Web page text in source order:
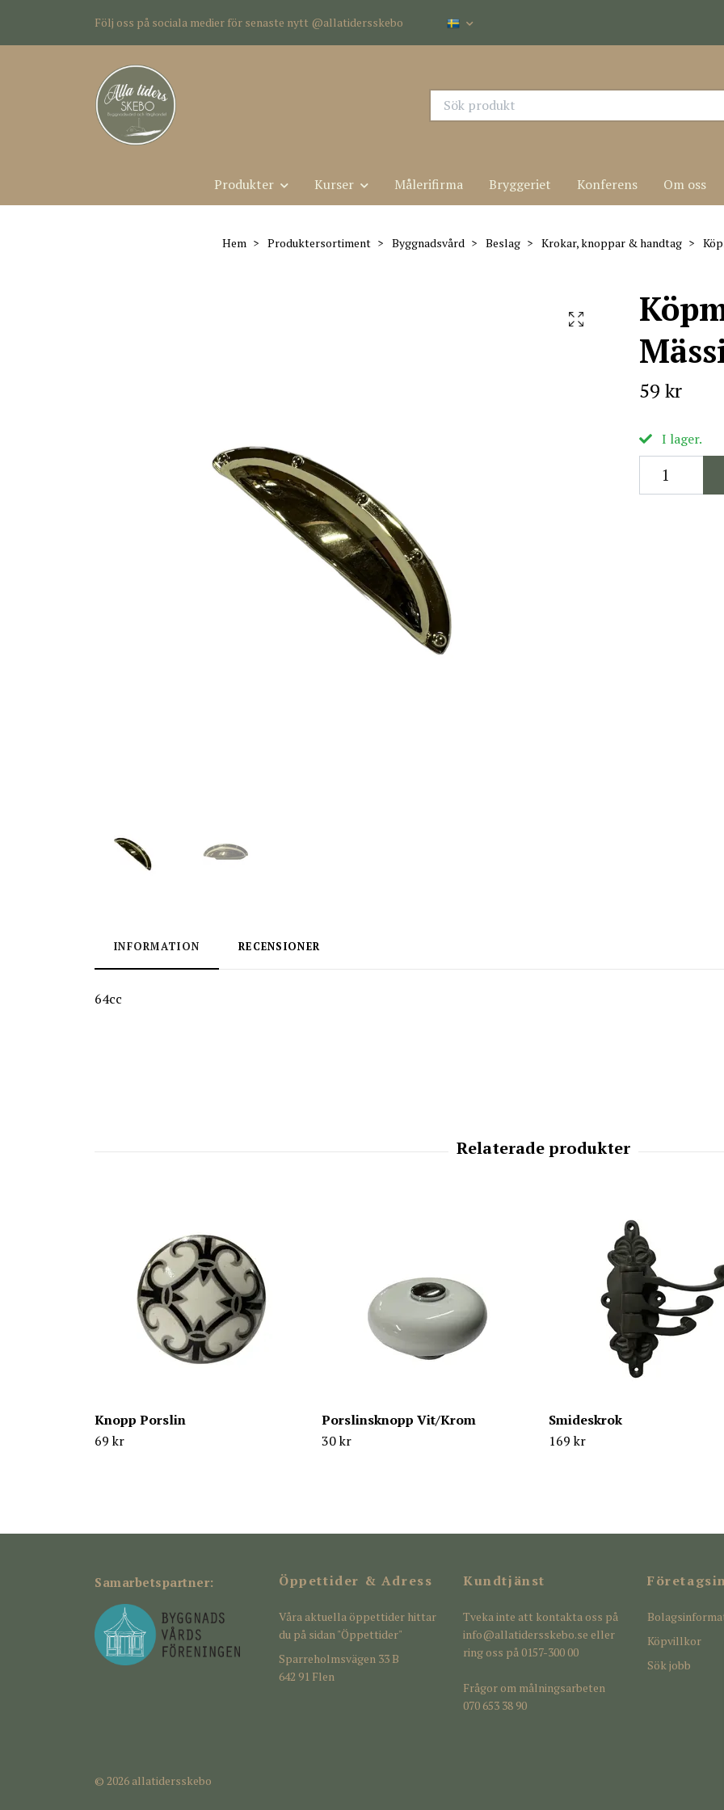
Följ oss på sociala medier för senaste nytt @allatidersskebo
Produkter Kurser Målerifirma Bryggeriet Konferens Om oss
Hem Produktersortiment Byggnadsvård Beslag Krokar, knoppar & handtag
59 kr
I lager.
INFORMATION RECENSIONER
64cc
Knopp Porslin
69 kr
Porslinsknopp Vit/Krom
30 kr
Smideskrok
169 kr
Samarbetspartner: Öppettider & Adress
Våra aktuella öppettider hittar
du på sidan "Öppettider"
Sparreholmsvägen 33 B
642 91 Flen
Kundtjänst
Tveka inte att kontakta oss på
info@allatidersskebo.se eller
ring oss på 0157-300 00
Frågor om målningsarbeten
070 653 38 90
Köpvillkor
Sök jobb
© 2026 allatidersskebo